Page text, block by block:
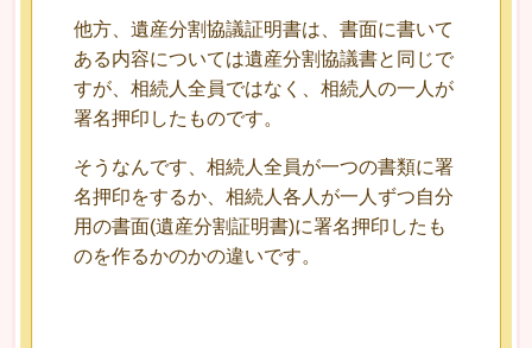
他方、遺産分割協議証明書は、書面に書いて
ある内容については遺産分割協議書と同じで
すが、相続人全員ではなく、相続人の一人が
署名押印したものです。
そうなんです、相続人全員が一つの書類に署
名押印をするか、相続人各人が一人ずつ自分
用の書面(遺産分割証明書)に署名押印したも
のを作るかのかの違いです。